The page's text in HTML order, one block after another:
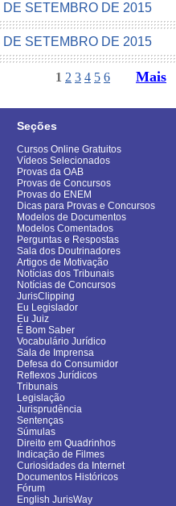
DE SETEMBRO DE 2015
DE SETEMBRO DE 2015
1 2 3 4 5 6 Mais
Seções
Cursos Online Gratuitos
Vídeos Selecionados
Provas da OAB
Provas de Concursos
Provas do ENEM
Dicas para Provas e Concursos
Modelos de Documentos
Modelos Comentados
Perguntas e Respostas
Sala dos Doutrinadores
Artigos de Motivação
Notícias dos Tribunais
Notícias de Concursos
JurisClipping
Eu Legislador
Eu Juiz
É Bom Saber
Vocabulário Jurídico
Sala de Imprensa
Defesa do Consumidor
Reflexos Jurídicos
Tribunais
Legislação
Jurisprudência
Sentenças
Súmulas
Direito em Quadrinhos
Indicação de Filmes
Curiosidades da Internet
Documentos Históricos
Fórum
English JurisWay